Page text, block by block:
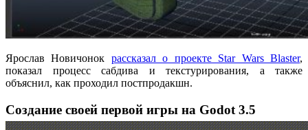
Ярослав Новичонок рассказал о проекте Star Wars Blaster,
показал процесс сабдива и текстурирования, а также
объяснил, как проходил постпродакшн.
Создание своей первой игры на Godot 3.5